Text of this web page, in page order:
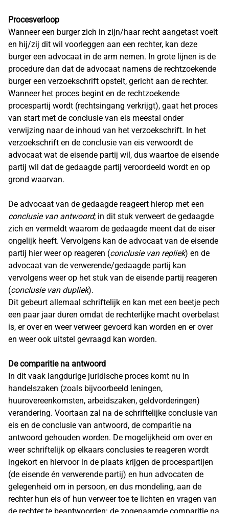
Procesverloop
Wanneer een burger zich in zijn/haar recht aangetast voelt
en hij/zij dit wil voorleggen aan een rechter, kan deze
burger een advocaat in de arm nemen. In grote lijnen is de
procedure dan dat de advocaat namens de rechtzoekende
burger een verzoekschrift opstelt, gericht aan de rechter.
Wanneer het proces begint en de rechtzoekende
procespartij wordt (rechtsingang verkrijgt), gaat het proces
van start met de conclusie van eis meestal onder
verwijzing naar de inhoud van het verzoekschrift. In het
verzoekschrift en de conclusie van eis verwoordt de
advocaat wat de eisende partij wil, dus waartoe de eisende
partij wil dat de gedaagde partij veroordeeld wordt en op
grond waarvan.
De advocaat van de gedaagde reageert hierop met een
conclusie van antwoord; in dit stuk verweert de gedaagde
zich en vermeldt waarom de gedaagde meent dat de eiser
ongelijk heeft. Vervolgens kan de advocaat van de eisende
partij hier weer op reageren (conclusie van repliek) en de
advocaat van de verwerende/gedaagde partij kan
vervolgens weer op het stuk van de eisende partij reageren
(conclusie van dupliek).
Dit gebeurt allemaal schriftelijk en kan met een beetje pech
een paar jaar duren omdat de rechterlijke macht overbelast
is, er over en weer verweer gevoerd kan worden en er over
en weer ook uitstel gevraagd kan worden.
De comparitie na antwoord
In dit vaak langdurige juridische proces komt nu in
handelszaken (zoals bijvoorbeeld leningen,
huurovereenkomsten, arbeidszaken, geldvorderingen)
verandering. Voortaan zal na de schriftelijke conclusie van
eis en de conclusie van antwoord, de comparitie na
antwoord gehouden worden. De mogelijkheid om over en
weer schriftelijk op elkaars conclusies te reageren wordt
ingekort en hiervoor in de plaats krijgen de procespartijen
(de eisende én verwerende partij) en hun advocaten de
gelegenheid om in persoon, en dus mondeling, aan de
rechter hun eis of hun verweer toe te lichten en vragen van